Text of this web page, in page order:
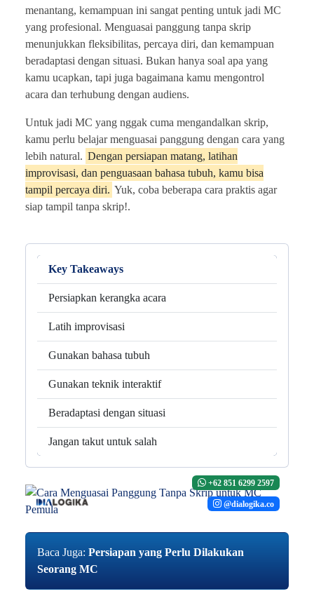
menantang, kemampuan ini sangat penting untuk jadi MC
yang profesional. Menguasai panggung tanpa skrip
menunjukkan fleksibilitas, percaya diri, dan kemampuan
beradaptasi dengan situasi. Bukan hanya soal apa yang
kamu ucapkan, tapi juga bagaimana kamu mengontrol
acara dan terhubung dengan audiens.
Untuk jadi MC yang nggak cuma mengandalkan skrip,
kamu perlu belajar menguasai panggung dengan cara yang
lebih natural. Dengan persiapan matang, latihan
improvisasi, dan penguasaan bahasa tubuh, kamu bisa
tampil percaya diri. Yuk, coba beberapa cara praktis agar
siap tampil tanpa skrip!.
Key Takeaways
Persiapkan kerangka acara
Latih improvisasi
Gunakan bahasa tubuh
Gunakan teknik interaktif
Beradaptasi dengan situasi
Jangan takut untuk salah
+62 851 6299 2597
@dialogika.co
Baca Juga: Persiapan yang Perlu Dilakukan
Seorang MC